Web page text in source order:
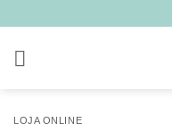
content
LOJA ONLINE